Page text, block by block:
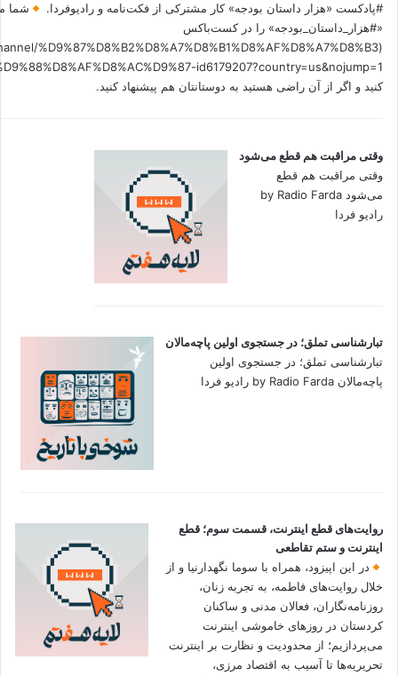
#پادکست «هزار داستان بودجه» کار مشترکی از فکت‌نامه و رادیوفردا.
شما
«#هزار_داستان_بودجه» را در کست‌باکس
%D9%87%D8%B2%D8%A7%D8%B1%D8%AF%D8%A7%D8%B3
کنید و اگر از آن راضی هستید به دوستانتان هم پیشنهاد کنید.
وقتی مراقبت هم قطع می‌شود
وقتی مراقبت هم قطع
می‌شود by Radio Farda
رادیو فردا
تبارشناسی تملق؛ در جستجوی اولین‌ پاچه‌مالان
تبارشناسی تملق؛ در جستجوی اولین‌
پاچه‌مالان by Radio Farda رادیو فردا
روایت‌های قطع اینترنت، قسمت سوم؛ قطع
اینترنت و ستم تقاطعی
در این اپیزود، همراه با سوما نگهدارنیا و از
خلال روایت‌های فاطمه، به تجربه زنان،
روزنامه‌نگاران، فعالان مدنی و ساکنان
کردستان در روزهای خاموشی اینترنت
می‌پردازیم؛ از محدودیت و نظارت بر اینترنت
تحریریه‌ها تا آسیب به اقتصاد مرزی،